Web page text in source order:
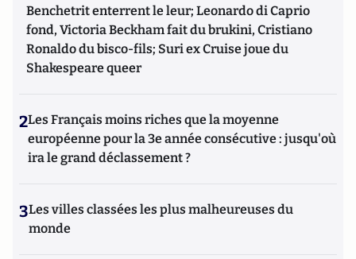
Benchetrit enterrent le leur; Leonardo di Caprio
fond, Victoria Beckham fait du brukini, Cristiano
Ronaldo du bisco-fils; Suri ex Cruise joue du
Shakespeare queer
2Les Français moins riches que la moyenne
européenne pour la 3e année consécutive : jusqu'où
ira le grand déclassement ?
3Les villes classées les plus malheureuses du
monde